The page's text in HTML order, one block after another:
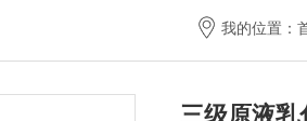
我的位置：
三级原液乳